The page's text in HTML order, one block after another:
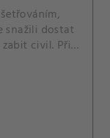
snažili dostat
civil. Při